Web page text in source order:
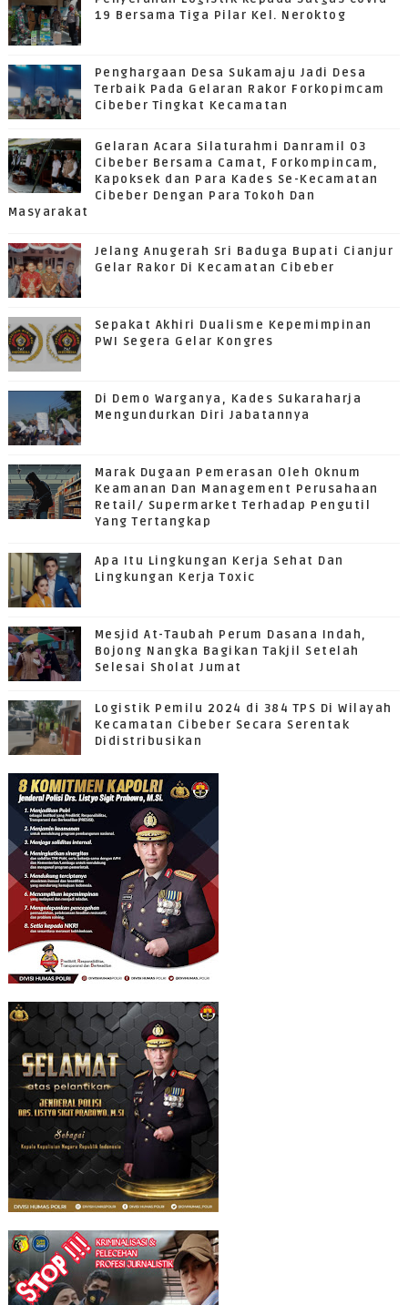
19 Bersama Tiga Pilar Kel. Neroktog
Penghargaan Desa Sukamaju Jadi Desa
Terbaik Pada Gelaran Rakor Forkopimcam
Cibeber Tingkat Kecamatan
Gelaran Acara Silaturahmi Danramil 03
Cibeber Bersama Camat, Forkompincam,
Kapoksek dan Para Kades Se-Kecamatan
Cibeber Dengan Para Tokoh Dan
Masyarakat
Jelang Anugerah Sri Baduga Bupati Cianjur
Gelar Rakor Di Kecamatan Cibeber
Sepakat Akhiri Dualisme Kepemimpinan
PWI Segera Gelar Kongres
Di Demo Warganya, Kades Sukaraharja
Mengundurkan Diri Jabatannya
Marak Dugaan Pemerasan Oleh Oknum
Keamanan Dan Management Perusahaan
Retail/ Supermarket Terhadap Pengutil
Yang Tertangkap
Apa Itu Lingkungan Kerja Sehat Dan
Lingkungan Kerja Toxic
Mesjid At-Taubah Perum Dasana Indah,
Bojong Nangka Bagikan Takjil Setelah
Selesai Sholat Jumat
Logistik Pemilu 2024 di 384 TPS Di Wilayah
Kecamatan Cibeber Secara Serentak
Didistribusikan